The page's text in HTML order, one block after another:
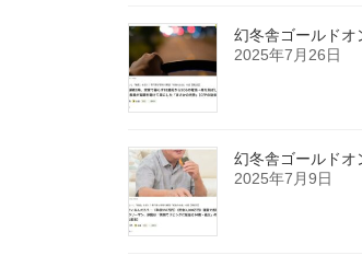
幻冬舎ゴールドオ
2025年7月26日
幻冬舎ゴールドオ
2025年7月9日